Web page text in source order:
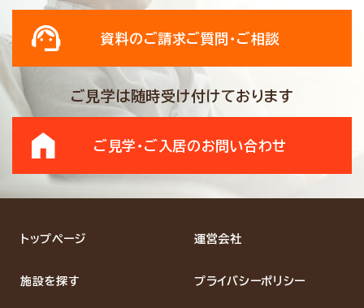
資料のご請求ご質問・ご相談
ご見学は随時受け付けております
ご見学・ご入居のお問い合わせ
トップページ
施設を探す
運営会社
プライバシーポリシー